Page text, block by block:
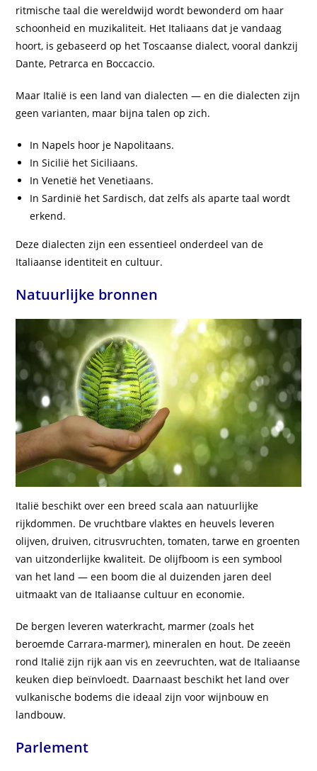
ritmische taal die wereldwijd wordt bewonderd om haar
schoonheid en muzikaliteit. Het Italiaans dat je vandaag
hoort, is gebaseerd op het Toscaanse dialect, vooral dankzij
Dante, Petrarca en Boccaccio.
Maar Italië is een land van dialecten — en die dialecten zijn
geen varianten, maar bijna talen op zich.
In Napels hoor je Napolitaans.
In Sicilië het Siciliaans.
In Venetië het Venetiaans.
In Sardinië het Sardisch, dat zelfs als aparte taal wordt
erkend.
Deze dialecten zijn een essentieel onderdeel van de
Italiaanse identiteit en cultuur.
Natuurlijke bronnen
Italië beschikt over een breed scala aan natuurlijke
rijkdommen. De vruchtbare vlaktes en heuvels leveren
olijven, druiven, citrusvruchten, tomaten, tarwe en groenten
van uitzonderlijke kwaliteit. De olijfboom is een symbool
van het land — een boom die al duizenden jaren deel
uitmaakt van de Italiaanse cultuur en economie.
De bergen leveren waterkracht, marmer (zoals het
beroemde Carrara‑marmer), mineralen en hout. De zeeën
rond Italië zijn rijk aan vis en zeevruchten, wat de Italiaanse
keuken diep beïnvloedt. Daarnaast beschikt het land over
vulkanische bodems die ideaal zijn voor wijnbouw en
landbouw.
Parlement